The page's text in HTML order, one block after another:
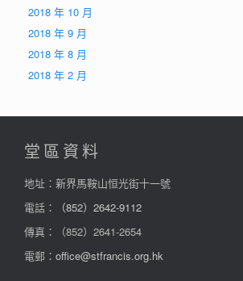
2018 年 10 月
2018 年 9 月
2018 年 8 月
2018 年 2 月
堂區資料
地址：新界馬鞍山恒光街十一號
電話：
（852）2642-9112
傳真：（852）2641-2654
電郵： office@stfrancis.org.hk